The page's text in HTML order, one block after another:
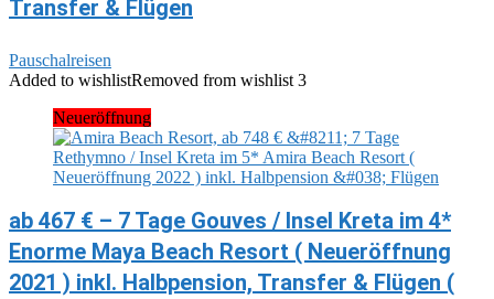
Transfer & Flügen
Pauschalreisen
Added to wishlistRemoved from wishlist 3
Neueröffnung
ab 467 € – 7 Tage Gouves / Insel Kreta im 4*
Enorme Maya Beach Resort ( Neueröffnung
2021 ) inkl. Halbpension, Transfer & Flügen (